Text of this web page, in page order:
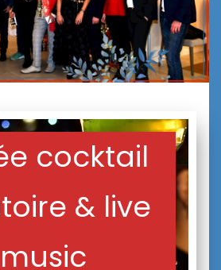
cocktail
& live
music